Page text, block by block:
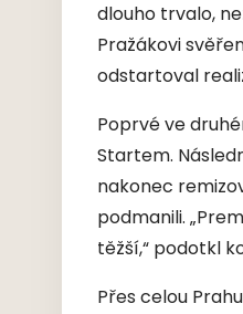
dlouho trvalo,
Pražákovi
odstartoval
Poprvé ve
Startem.
nakonec
podmanili.
těžší,“ podotkl
Přes celou